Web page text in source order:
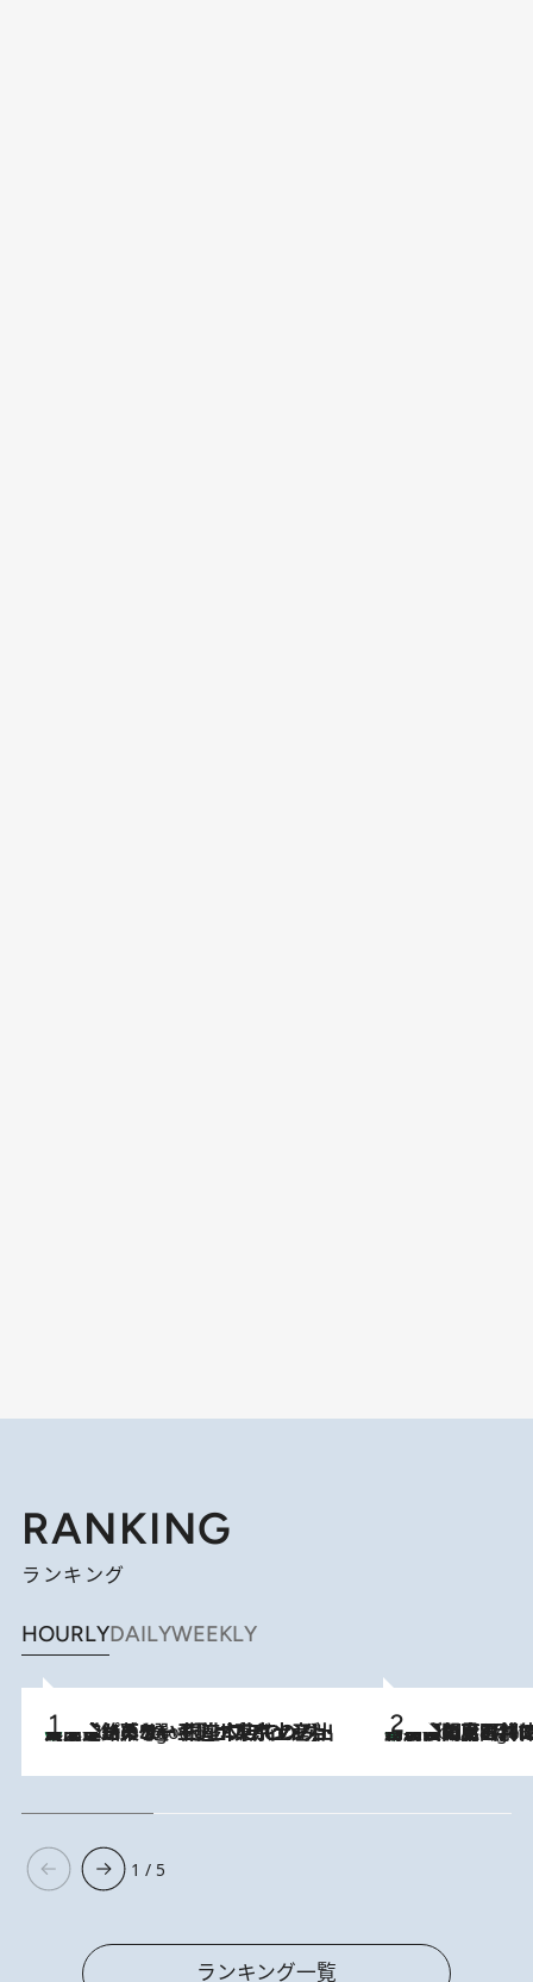
RANKING
ランキング
HOURLYDAILYWEEKLY
7 Hours Ago
【間違いのない王道・東京土産】資生堂パーラー 銀座本店でのみ出会える銘菓5選《極上プディング・濃厚チーズケーキ・ボンボンショコラほか》 7 Hours Ago
「最後に見られてよかった」上野動物園の東園パンダ舎が解体前に特別公開。8月16日まで延長されたパネル展と共に辿る“半世紀”のパンダ飼育《解体工事の図面あり》
1 / 5
ランキング一覧